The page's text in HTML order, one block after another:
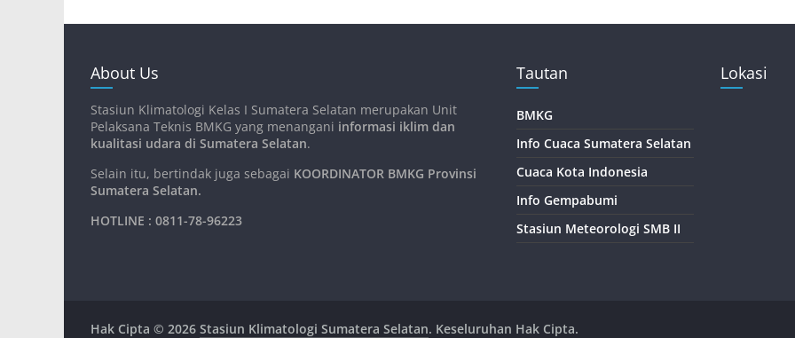
About Us
Stasiun Klimatologi Kelas I Sumatera Selatan merupakan Unit
Pelaksana Teknis BMKG yang menangani informasi iklim dan
kualitasi udara di Sumatera Selatan.
Selain itu, bertindak juga sebagai KOORDINATOR BMKG Provinsi
Sumatera Selatan.
HOTLINE : 0811-78-96223
Tautan
BMKG
Info Cuaca Sumatera Selatan
Cuaca Kota Indonesia
Info Gempabumi
Stasiun Meteorologi SMB II
Lokasi
Hak Cipta © 2026 Stasiun Klimatologi Sumatera Selatan. Keseluruhan Hak Cipta.